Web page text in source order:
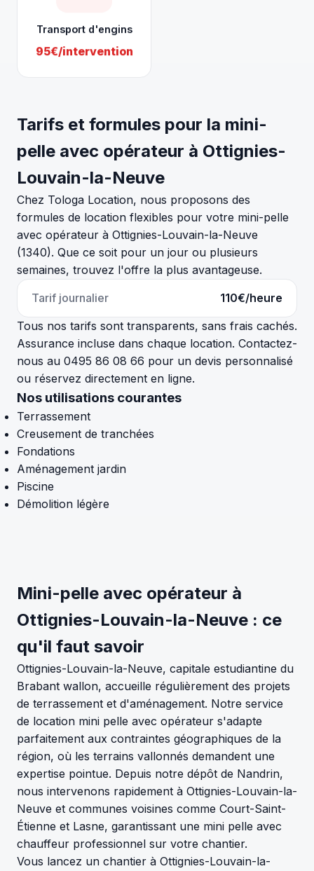
Transport d'engins
95€/intervention
Tarifs et formules pour la mini-
pelle avec opérateur à Ottignies-
Louvain-la-Neuve
Chez Tologa Location, nous proposons des
formules de location flexibles pour votre mini-pelle
avec opérateur à Ottignies-Louvain-la-Neuve
(1340). Que ce soit pour un jour ou plusieurs
semaines, trouvez l'offre la plus avantageuse.
Tarif journalier
110€/heure
Tous nos tarifs sont transparents, sans frais cachés.
Assurance incluse dans chaque location. Contactez-
nous au 0495 86 08 66 pour un devis personnalisé
ou réservez directement en ligne.
Nos utilisations courantes
Terrassement
Creusement de tranchées
Fondations
Aménagement jardin
Piscine
Démolition légère
Mini-pelle avec opérateur à
Ottignies-Louvain-la-Neuve : ce
qu'il faut savoir
Ottignies-Louvain-la-Neuve, capitale estudiantine du
Brabant wallon, accueille régulièrement des projets
de terrassement et d'aménagement. Notre service
de location mini pelle avec opérateur s'adapte
parfaitement aux contraintes géographiques de la
région, où les terrains vallonnés demandent une
expertise pointue. Depuis notre dépôt de Nandrin,
nous intervenons rapidement à Ottignies-Louvain-la-
Neuve et communes voisines comme Court-Saint-
Étienne et Lasne, garantissant une mini pelle avec
chauffeur professionnel sur votre chantier.
Vous lancez un chantier à Ottignies-Louvain-la-